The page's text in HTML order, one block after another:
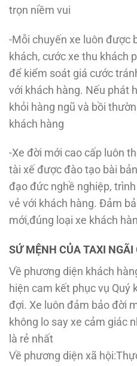
trọn niềm vui
-Mỗi chuyến xe luôn được
khách, cước xe thu khách
để kiểm soát giá cước
với khách hàng. Nếu phát
khỏi hàng ngũ và bồi
khách hàng
-Xe đời mới cao cấp luôn
tài xế được đào tạo bài
đạo đức nghề nghiệp,
vẻ với khách hàng. Đảm
mới,đúng loại xe khách
SỨ MỆNH CỦA TAXI NGÃI
Về phương diện khách
hiện cam kết phục vụ Quý
đợi. Xe luôn đảm bảo đời
không lo say xe cảm giác
là rẻ nhất
Về phương diện xã